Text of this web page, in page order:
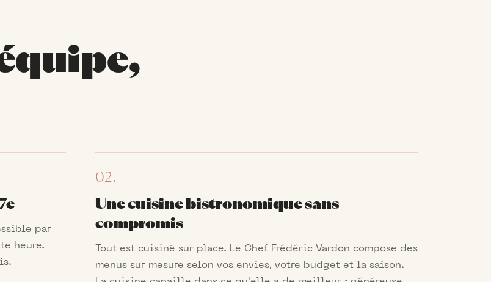
par
heure.
02.
Une cuisine bistronomique sans
compromis
Tout est cuisiné sur place. Le Chef Frédéric Vardon compose des
menus sur mesure selon vos envies, votre budget et la saison.